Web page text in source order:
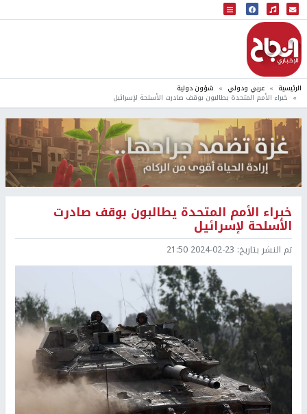
البث المباشر
إذاعة النجاح
الرئيسية عربي ودولي شؤون دولية
خبراء الأمم المتحدة يطالبون بوقف صادرت الأسلحة لإسرائيل
خبراء الأمم المتحدة يطالبون بوقف صادرت
الأسلحة لإسرائيل
تم النشر بتاريخ: 2024-02-23 21:50